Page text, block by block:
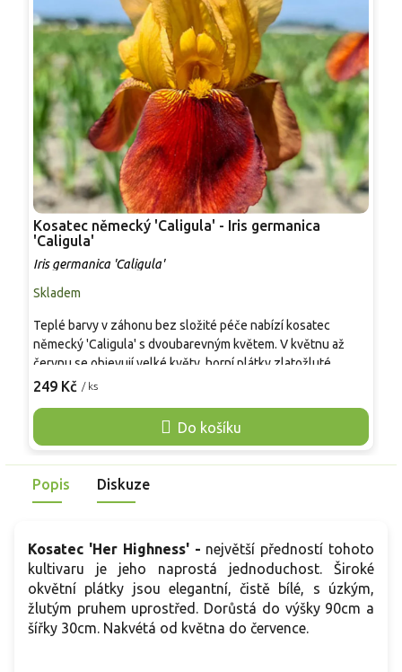
Kosatec německý 'Caligula' - Iris germanica
'Caligula'
Iris germanica 'Caligula'
Skladem
249 Kč / ks
Do košíku
Teplé barvy v záhonu bez složité péče nabízí kosatec
německý 'Caligula' s dvoubarevným květem. V květnu až
červnu se objevují velké květy, horní plátky zlatožluté,
spodní sametově vínově hnědé, na jednom stonku často až 6
šedozelené a pevné. Hodí se do slunných trvalkových
záhonů i na okraj skalky, kde vynikne vedle šalvějí, levandulí
výrazněji kontrastem a lépe propojuje teplé odstíny v
kompozici.
Popis Diskuze
Kosatec 'Her Highness' - největší předností tohoto
kultivaru je jeho naprostá jednoduchost. Široké
okvětní plátky jsou elegantní, čistě bílé, s úzkým,
žlutým pruhem uprostřed. Dorůstá do výšky 90cm a
šířky 30cm. Nakvétá od května do července.